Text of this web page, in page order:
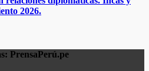
2026.​
PrensaPerú.pe